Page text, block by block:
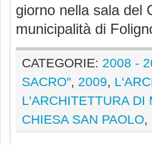
giorno nella sala del
municipalità di
CATEGORIE: 2008 -
SACRO", 2009,
L'ARCHITETTURA DI
CHIESA SAN PAOLO,